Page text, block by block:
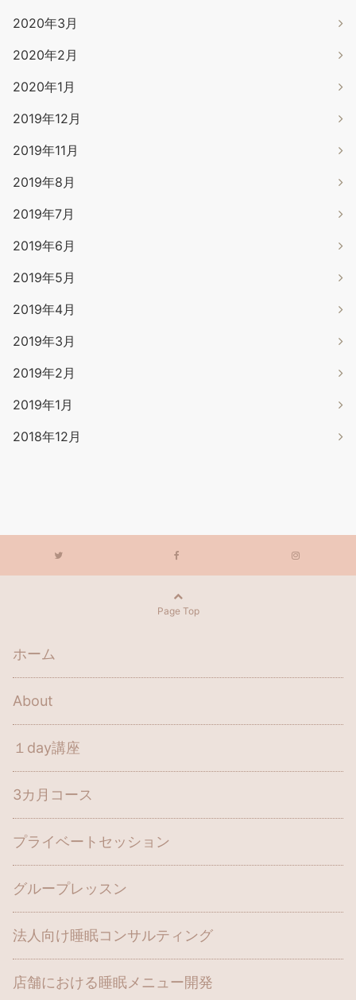
2020年3月
2020年2月
2020年1月
2019年12月
2019年11月
2019年8月
2019年7月
2019年6月
2019年5月
2019年4月
2019年3月
2019年2月
2019年1月
2018年12月
Page Top
ホーム
About
１day講座
3カ月コース
プライベートセッション
グループレッスン
法人向け睡眠コンサルティング
店舗における睡眠メニュー開発